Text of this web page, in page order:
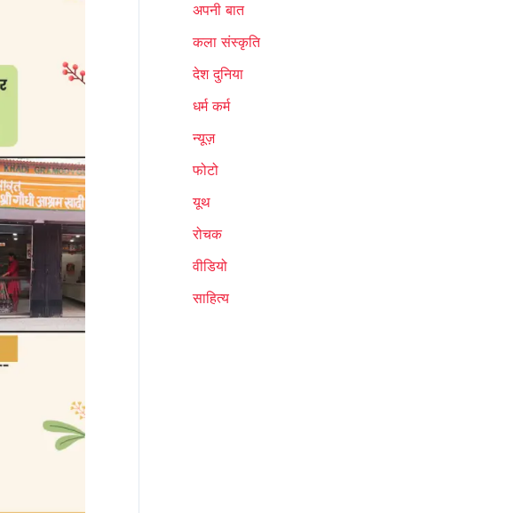
अपनी बात
कला संस्कृति
देश दुनिया
धर्म कर्म
न्यूज़
फोटो
यूथ
रोचक
वीडियो
साहित्य